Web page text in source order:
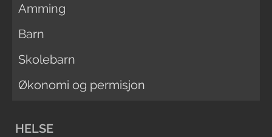
Amming
Barn
Skolebarn
Økonomi og permisjon
HELSE